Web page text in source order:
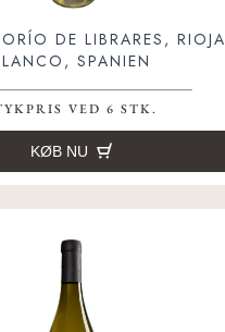
DE LIBRARES, RIOJA
SPANIEN
VED 6 STK.
KØB NU